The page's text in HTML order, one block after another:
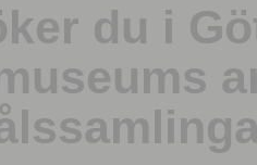
du i